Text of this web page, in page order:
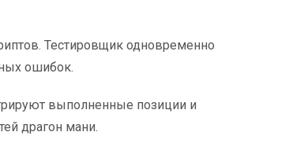
Тестировщик одновременно
ошибок.
выполненные позиции и
драгон мани.